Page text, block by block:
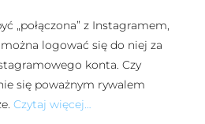
„połączona” z Instagramem,
logować się do niej za
konta. Czy
się poważnym rywalem
Czytaj więcej…